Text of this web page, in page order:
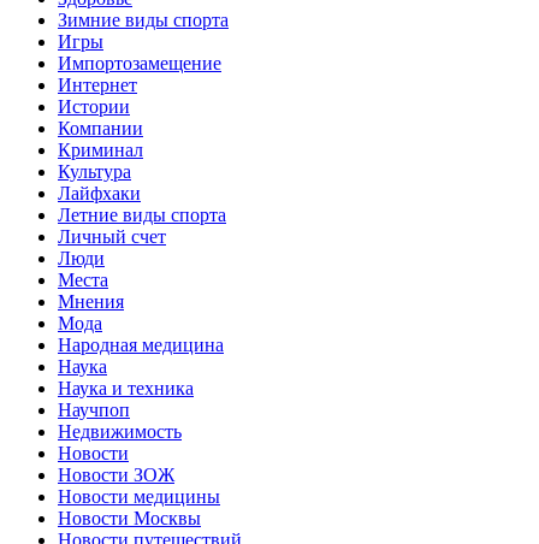
Зимние виды спорта
Игры
Импортозамещение
Интернет
Истории
Компании
Криминал
Культура
Лайфхаки
Летние виды спорта
Личный счет
Люди
Места
Мнения
Мода
Народная медицина
Наука
Наука и техника
Научпоп
Недвижимость
Новости
Новости ЗОЖ
Новости медицины
Новости Москвы